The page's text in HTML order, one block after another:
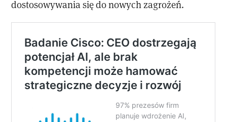
dostosowywania się do nowych zagrożeń.